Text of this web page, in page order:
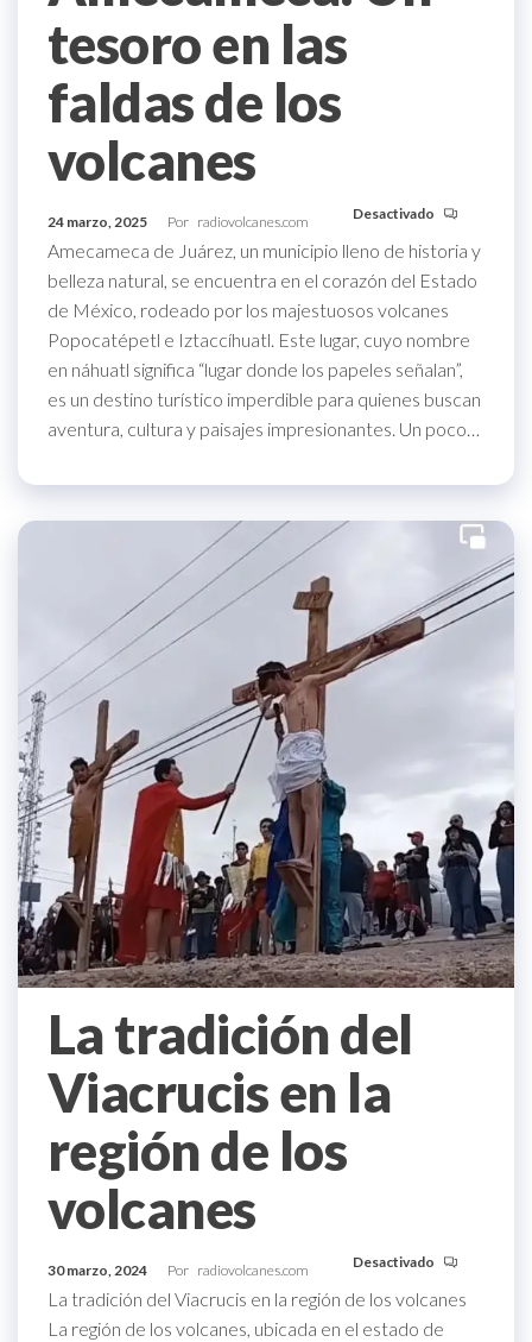
tesoro en las
faldas de los
volcanes
24 marzo, 2025 Por radiovolcanes.com Desactivado
Amecameca de Juárez, un municipio lleno de historia y
belleza natural, se encuentra en el corazón del Estado
de México, rodeado por los majestuosos volcanes
Popocatépetl e Iztaccíhuatl. Este lugar, cuyo nombre
en náhuatl significa “lugar donde los papeles señalan”,
es un destino turístico imperdible para quienes buscan
aventura, cultura y paisajes impresionantes. Un poco…
La tradición del
Viacrucis en la
región de los
volcanes
30 marzo, 2024 Por radiovolcanes.com Desactivado
La tradición del Viacrucis en la región de los volcanes
La región de los volcanes, ubicada en el estado de